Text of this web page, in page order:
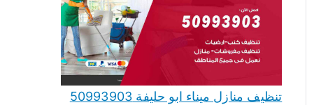
تنظيف منازل ميناء ابو حليفة 50993903